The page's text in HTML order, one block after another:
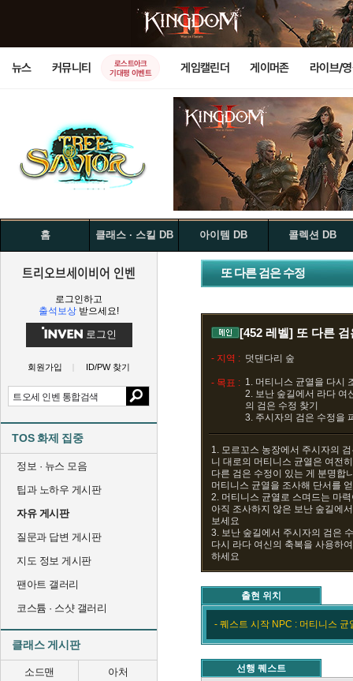
뉴스 커뮤니티
로스트아크
기대평 이벤트
게임캘린더 게이머존 라이브/
홈 클래스 · 스킬 DB 아이템 DB 콜렉션 DB
트리오브세이비어 인벤
로그인하고
출석보상 받으세요!
로그인
회원가입 ID/PW 찾기
TOS 화제 집중
정보 · 뉴스 모음
팁과 노하우 게시판
자유 게시판
질문과 답변 게시판
지도 정보 게시판
팬아트 갤러리
코스튬 · 스샷 갤러리
클래스 게시판
소드맨
아처
또 다른 검은 수정
[452 레벨] 또 다른
- 지역 : 덧댄다리 숲
- 목표 : 1. 머티니스 균열을 다시
2. 보난 숲길에서 라다 여
의 검은 수정 찾기
3. 주시자의 검은 수정을
1. 모르꼬스 농장에서 주시자의
니 대로의 머티니스 균열은 여전
다른 검은 수정이 있는 게 분명합
머티니스 균열을 조사해 단서를
2. 머티니스 균열로 스며드는 마
아직 조사하지 않은 보난 숲길에
보세요
3. 보난 숲길에서 주시자의 검은
다시 라다 여신의 축복을 사용하
하세요
출현 위치
- 퀘스트 시작 NPC : 머티니스 균
선행 퀘스트